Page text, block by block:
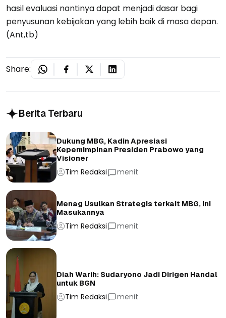
hasil evaluasi nantinya dapat menjadi dasar bagi
penyusunan kebijakan yang lebih baik di masa depan.
(Ant,tb)
Share:
Berita Terbaru
Dukung MBG, Kadin Apresiasi
Kepemimpinan Presiden Prabowo yang
Visioner
Tim Redaksi menit
Menag Usulkan Strategis terkait MBG, Ini
Masukannya
Tim Redaksi menit
Diah Warih: Sudaryono Jadi Dirigen Handal
untuk BGN
Tim Redaksi menit